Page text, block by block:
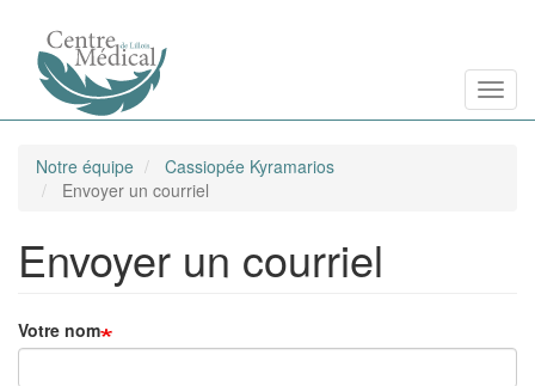
contenu
Notre équipe
Cassiopée Kyramarios
Envoyer un courriel
Envoyer un courriel
Votre nom